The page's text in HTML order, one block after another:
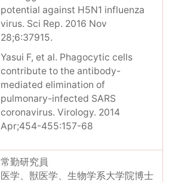
potential against H5N1 influenza
virus. Sci Rep. 2016 Nov
28;6:37915.
Yasui F, et al. Phagocytic cells
contribute to the antibody-
mediated elimination of
pulmonary-infected SARS
coronavirus. Virology. 2014
Apr;454-455:157-68
常勤研究員
医学、獣医学、生物学系大学院博士